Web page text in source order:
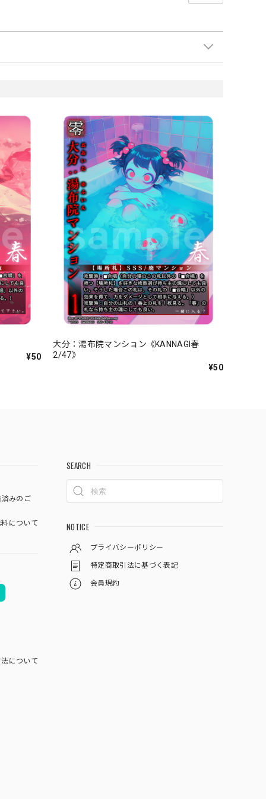
¥50
大分：湯布院マンション《KANNAGI春
2/47》
¥50
みのご
について
について
SEARCH
NOTICE
プライバシーポリシー
特定商取引法に基づく表記
会員規約